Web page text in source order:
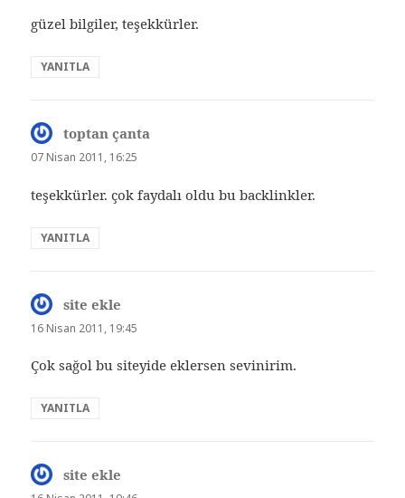
güzel bilgiler, teşekkürler.
YANITLA
toptan çanta
07 Nisan 2011, 16:25
teşekkürler. çok faydalı oldu bu backlinkler.
YANITLA
site ekle
ki:
16 Nisan 2011, 19:45
Çok sağol bu siteyide eklersen sevinirim.
YANITLA
site ekle